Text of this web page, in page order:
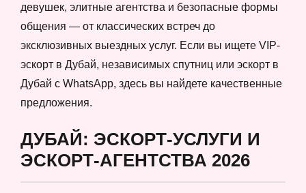
девушек, элитные агентства и безопасные формы
общения — от классических встреч до
эксклюзивных выездных услуг. Если вы ищете VIP-
эскорт в Дубай, независимых спутниц или эскорт в
Дубай с WhatsApp, здесь вы найдете качественные
предложения.
ДУБАЙ: ЭСКОРТ-УСЛУГИ И
ЭСКОРТ-АГЕНТСТВА 2026